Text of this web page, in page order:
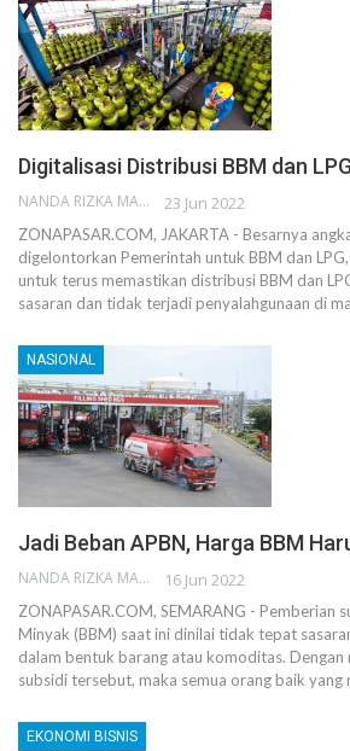
Digitalisasi Distribusi BBM dan
NANDA RIZKA MAHENDRA 23 Jun 2022
ZONAPASAR.COM, JAKARTA - Besarnya
digelontorkan Pemerintah untuk BBM dan
untuk terus memastikan distribusi BBM dan
sasaran dan tidak terjadi penyalahgunaan di
NASIONAL
Jadi Beban APBN, Harga BBM
NANDA RIZKA MAHENDRA 16 Jun 2022
ZONAPASAR.COM, SEMARANG - Pemberian
Minyak (BBM) saat ini dinilai tidak tepat
dalam bentuk barang atau komoditas. Dengan
subsidi tersebut, maka semua orang baik yang
EKONOMI BISNIS